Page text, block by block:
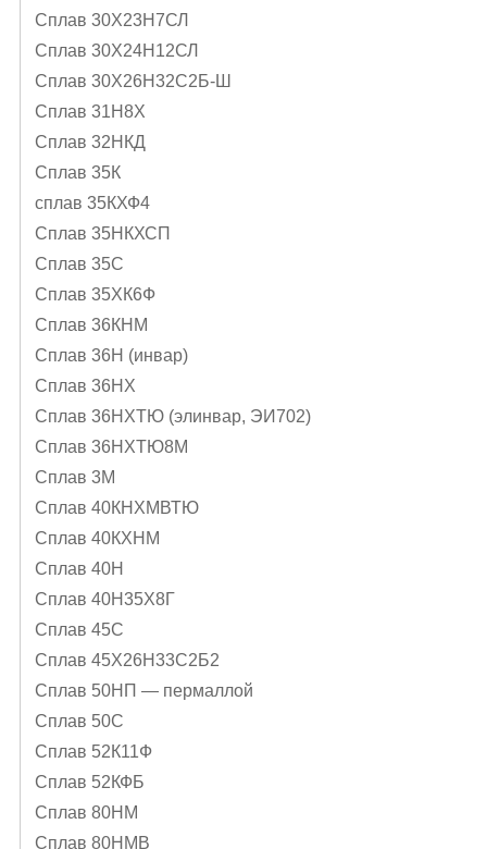
Сплав 30Х23Н7СЛ
Сплав 30Х24Н12СЛ
Сплав 30Х26Н32С2Б-Ш
Сплав 31Н8Х
Сплав 32НКД
Сплав 35К
сплав 35КХФ4
Сплав 35НКХСП
Сплав 35С
Сплав 35ХК6Ф
Сплав 36КНМ
Сплав 36Н (инвар)
Сплав 36НХ
Сплав 36НХТЮ (элинвар, ЭИ702)
Сплав 36НХТЮ8М
Сплав 3М
Сплав 40КНХМВТЮ
Сплав 40КХНМ
Сплав 40Н
Сплав 40Н35Х8Г
Сплав 45С
Сплав 45Х26Н33С2Б2
Сплав 50НП — пермаллой
Сплав 50С
Сплав 52К11Ф
Сплав 52КФБ
Сплав 80НМ
Сплав 80НМВ